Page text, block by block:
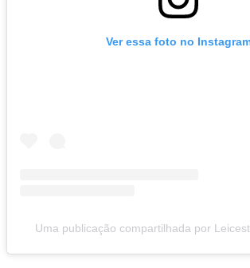
Ver essa foto no
Uma publicação compartilhada por